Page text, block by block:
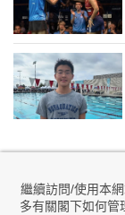
繼續訪問/使用本
多有關閣下如何管